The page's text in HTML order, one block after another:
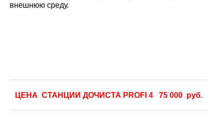
внешнюю среду.
ЦЕНА СТАНЦИИ ДОЧИСТА PROFI 4 75 000 руб.